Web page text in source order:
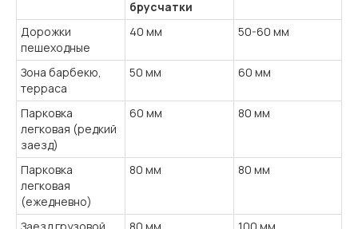
брусчатки
Дорожки
пешеходные
40 мм 50-60 мм
Зона барбекю,
терраса
50 мм 60 мм
Парковка
легковая (редкий
заезд)
60 мм 80 мм
Парковка
легковая
(ежедневно)
80 мм 80 мм
Заезд грузовой
80 мм 100 мм